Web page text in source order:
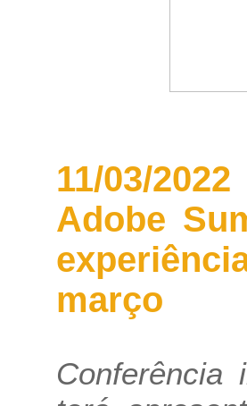
11/03/2022
Adobe
março
Conferência